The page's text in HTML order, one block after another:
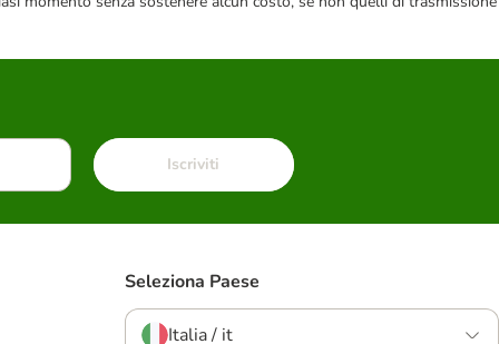
Iscriviti
Seleziona Paese
Italia / it